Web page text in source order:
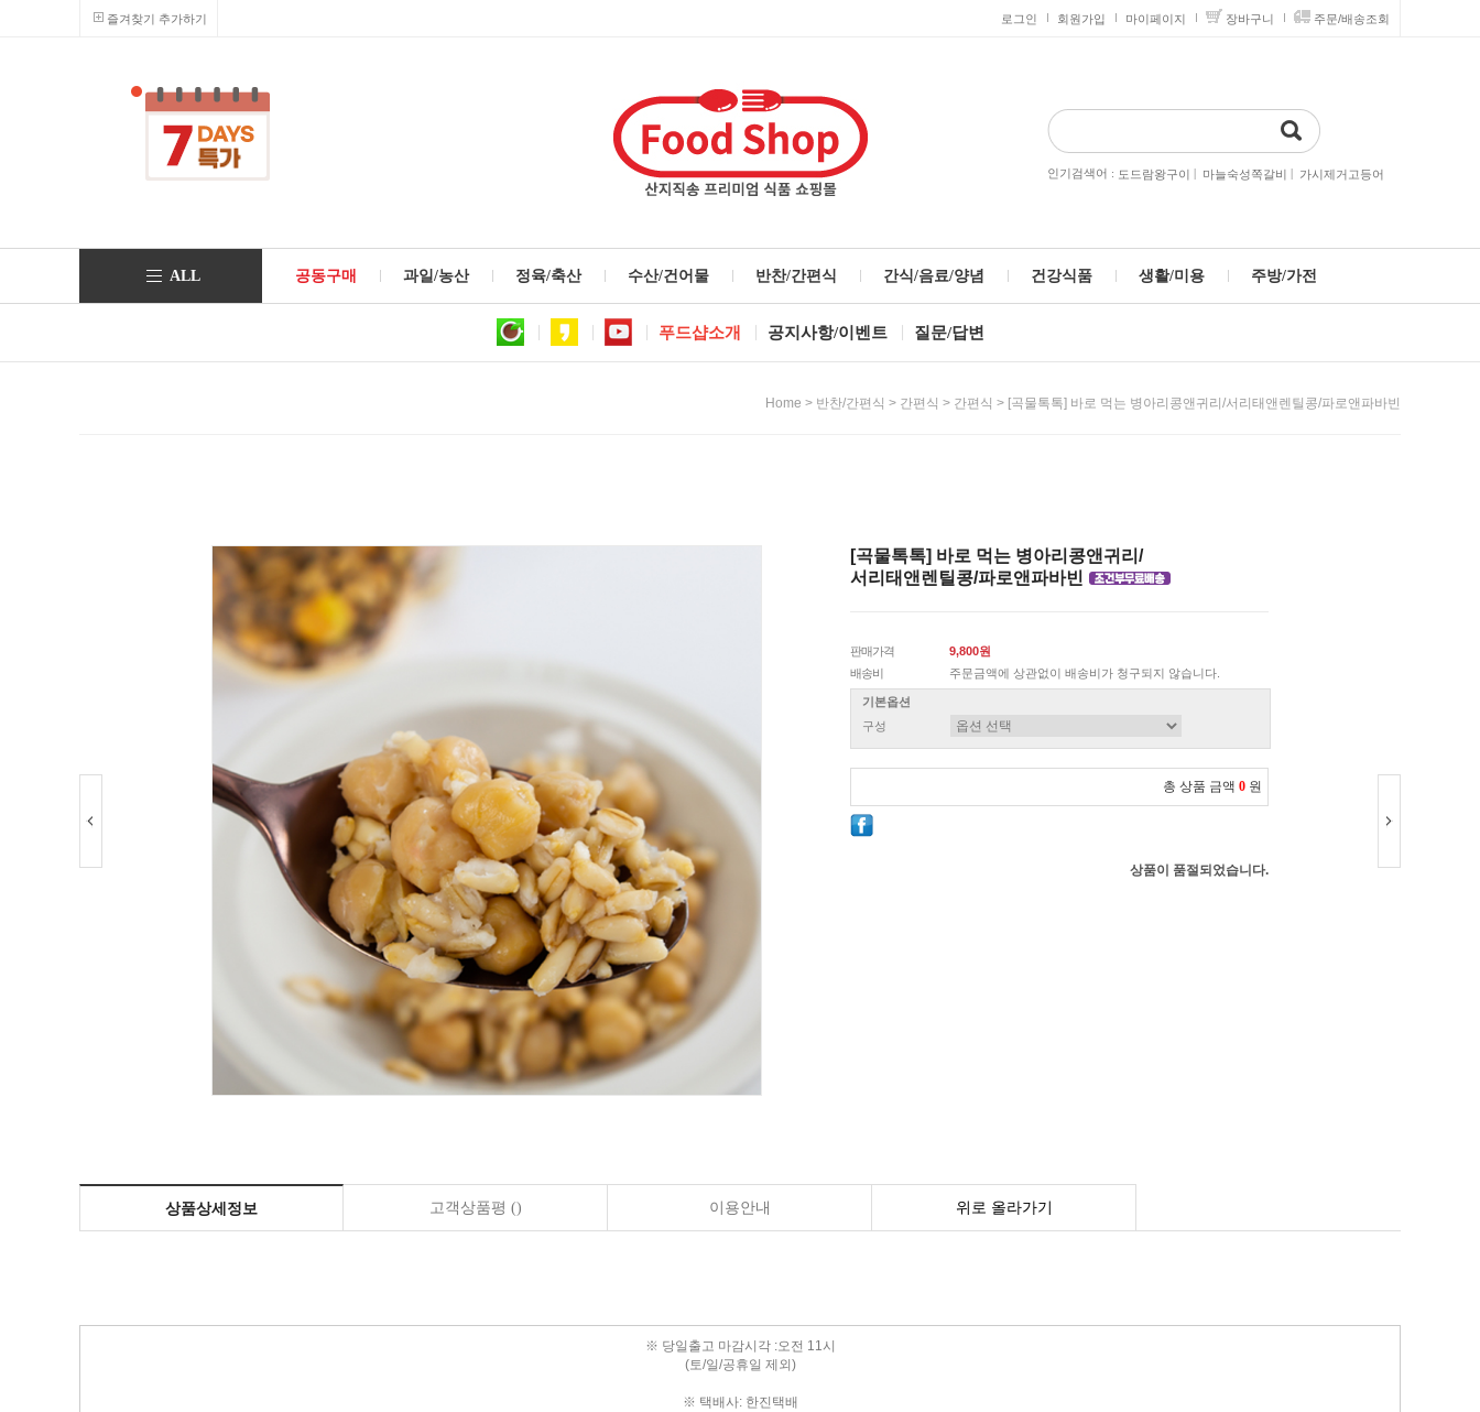
즐겨찾기 추가하기 로그인 회원가입 마이페이지 장바구니 주문/배송조회
인기검색어 : 도드람왕구이 | 마늘숙성쪽갈비 | 가시제거고등어
ALL 공동구매 과일/농산 정육/축산 수산/건어물 반찬/간편식 간식/음료/양념 건강식품 생활/미용 주방/가전
푸드샵소개 공지사항/이벤트 질문/답변
Home > 반찬/간편식 > 간편식 > 간편식 > [곡물톡톡] 바로 먹는 병아리콩앤귀리/서리태앤렌틸콩/파로앤파바빈
[곡물톡톡] 바로 먹는 병아리콩앤귀리/
서리태앤렌틸콩/파로앤파바빈
판매가격
9,800원
배송비
주문금액에 상관없이 배송비가 청구되지 않습니다.
기본옵션
구성
총 상품 금액 0 원
상품이 품절되었습니다.
상품상세정보 고객상품평 () 이용안내 위로 올라가기
※ 당일출고 마감시각 :오전 11시
(토/일/공휴일 제외)
※ 택배사: 한진택배